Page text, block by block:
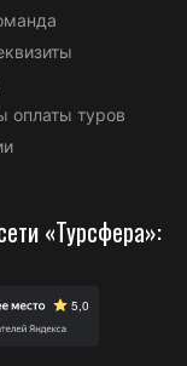
оплаты туров
«Турсфера»: